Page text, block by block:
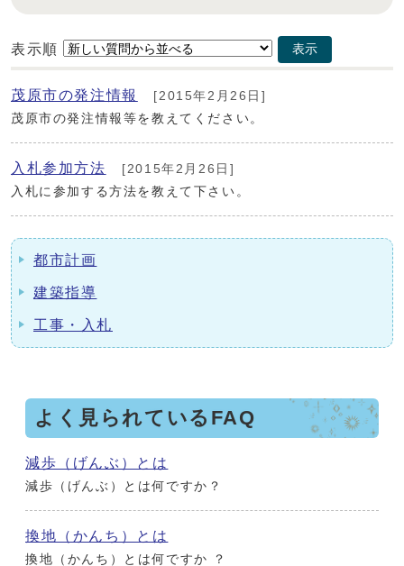
表示順 表示
茂原市の発注情報
[2015年2月26日]
茂原市の発注情報等を教えてください。
入札参加方法
[2015年2月26日]
入札に参加する方法を教えて下さい。
都市計画
建築指導
工事・入札
よく見られているFAQ
減歩（げんぶ）とは
減歩（げんぶ）とは何ですか？
換地（かんち）とは
換地（かんち）とは何ですか ？